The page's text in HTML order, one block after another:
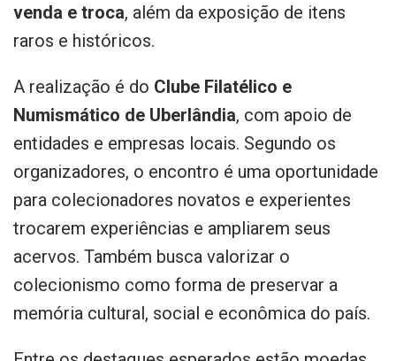
venda e troca, além da exposição de itens
raros e históricos.
A realização é do Clube Filatélico e
Numismático de Uberlândia, com apoio de
entidades e empresas locais. Segundo os
organizadores, o encontro é uma oportunidade
para colecionadores novatos e experientes
trocarem experiências e ampliarem seus
acervos. Também busca valorizar o
colecionismo como forma de preservar a
memória cultural, social e econômica do país.